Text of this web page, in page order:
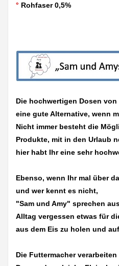
° Rohfaser 0,5%
Die hochwertigen Dosen
eine gute Alternative, wenn
Nicht immer besteht die
Produkte, mit in den Urlaub
hier habt Ihr eine sehr
Ebenso, wenn Ihr mal über
und wer kennt es nicht,
"Sam und Amy" sprechen
Alltag vergessen etwas für
aus dem Eis zu holen und
Die Futtermacher